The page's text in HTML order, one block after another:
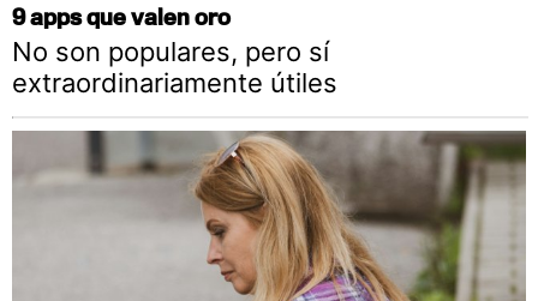
9 apps que valen oro
No son populares, pero sí
extraordinariamente útiles